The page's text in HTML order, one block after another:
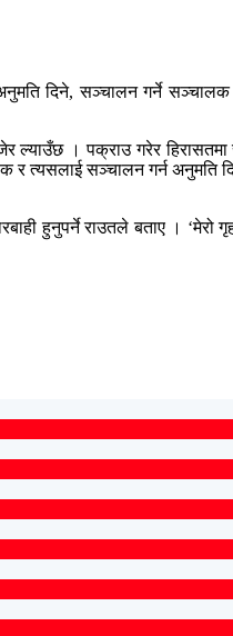
दिने, सञ्चालन गर्ने
। पक्राउ गरेर
र त्यसलाई सञ्चालन गर्न
हुनुपर्ने राउतले बताए ।